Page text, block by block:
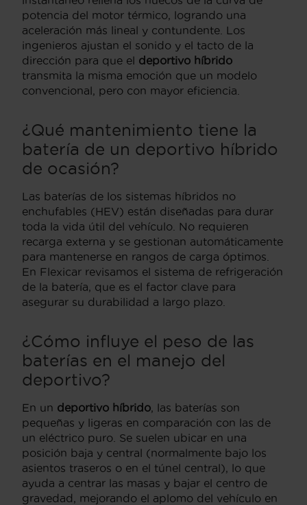
potencia del motor térmico, logrando una
aceleración más lineal y contundente. Los
ingenieros ajustan el sonido y el tacto de la
dirección para que el deportivo híbrido
transmita la misma emoción que un modelo
convencional, pero con mayor eficiencia.
¿Qué mantenimiento tiene la
batería de un deportivo híbrido
de ocasión?
Las baterías de los sistemas híbridos no
enchufables (HEV) están diseñadas para durar
toda la vida útil del vehículo. No requieren
recarga externa y se gestionan automáticamente
para mantenerse en rangos de carga óptimos.
En Flexicar revisamos el sistema de refrigeración
de la batería, que es el factor clave para
asegurar su durabilidad a largo plazo.
¿Cómo influye el peso de las
baterías en el manejo del
deportivo?
En un deportivo híbrido , las baterías son
pequeñas y ligeras en comparación con las de
un eléctrico puro. Se suelen ubicar en una
posición baja y central (normalmente bajo los
asientos traseros o en el túnel central), lo que
ayuda a centrar las masas y bajar el centro de
gravedad, mejorando el aplomo del vehículo en